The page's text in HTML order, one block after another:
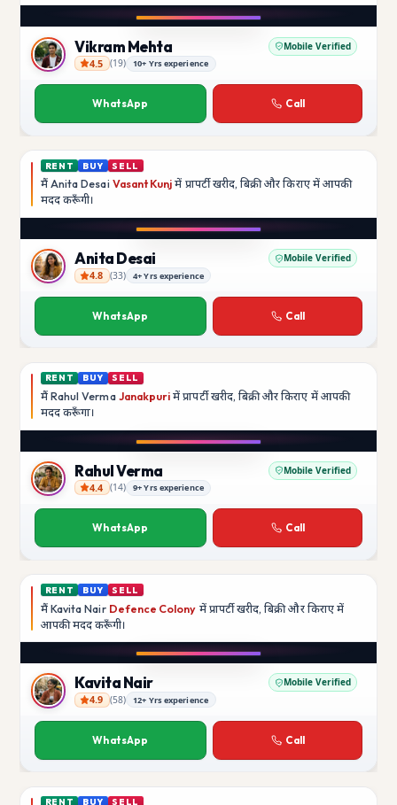
Vikram Mehta
Vikram Mehta Mobile Verified
4.5 (19) 10+ Yrs experience
WhatsApp Call
RENT BUY SELL
मैं Anita Desai Vasant Kunj में प्रापर्टी खरीद, बिक्री और किराए में आपकी
मददकरूँगी।
Anita Desai
Anita Desai Mobile Verified
4.8 (33) 4+ Yrs experience
WhatsApp Call
RENT BUY SELL
मैं Rahul Verma Janakpuri में प्रापर्टी खरीद, बिक्री और किराए में आपकी
मददकरूँगा।
Rahul Verma
Rahul Verma Mobile Verified
4.4 (14) 9+ Yrs experience
WhatsApp Call
RENT BUY SELL
मैं Kavita Nair Defence Colony में प्रापर्टी खरीद, बिक्री और किराए में
आपकी मददकरूँगी।
Kavita Nair
Kavita Nair Mobile Verified
4.9 (58) 12+ Yrs experience
WhatsApp Call
RENT BUY SELL